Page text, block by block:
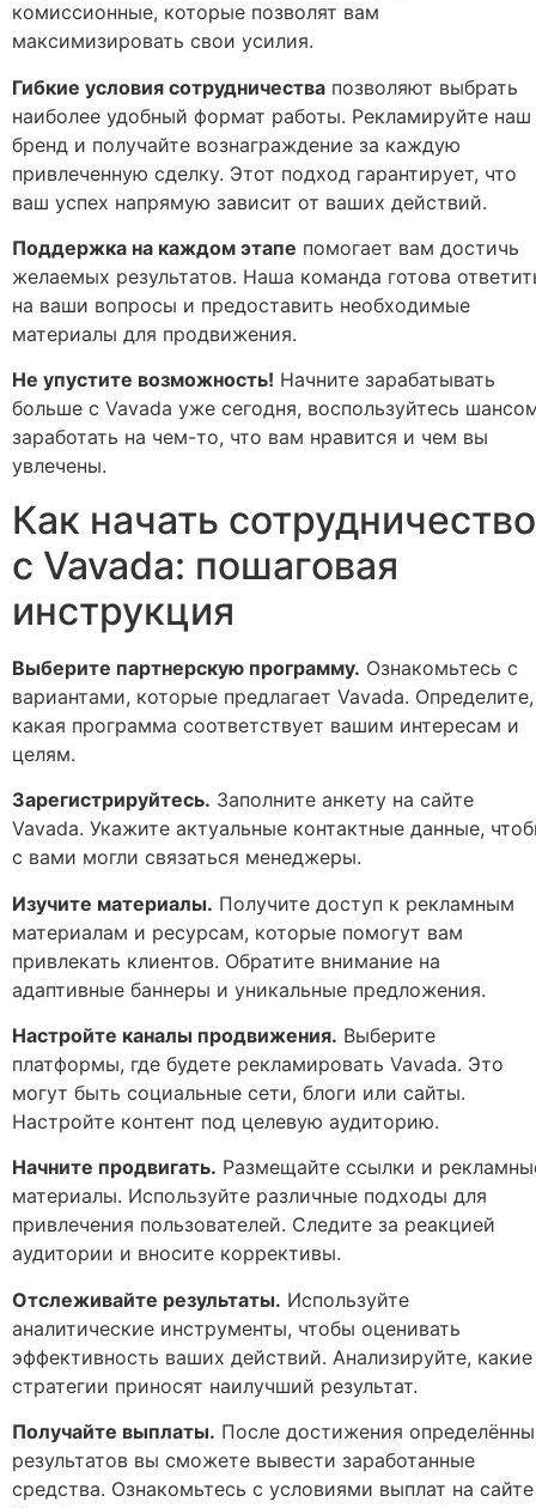
комиссионные, которые позволят вам
максимизировать свои усилия.
Гибкие условия сотрудничества позволяют выбрать
наиболее удобный формат работы. Рекламируйте наш
бренд и получайте вознаграждение за каждую
привлеченную сделку. Этот подход гарантирует, что
ваш успех напрямую зависит от ваших действий.
Поддержка на каждом этапе помогает вам достичь
желаемых результатов. Наша команда готова
на ваши вопросы и предоставить необходимые
материалы для продвижения.
Не упустите возможность! Начните зарабатывать
больше с Vavada уже сегодня, воспользуйтесь
заработать на чем-то, что вам нравится и чем вы
увлечены.
Как начать сотрудничество
с Vavada: пошаговая
инструкция
Выберите партнерскую программу. Ознакомьтесь с
вариантами, которые предлагает Vavada. Определите,
какая программа соответствует вашим интересам и
целям.
Зарегистрируйтесь. Заполните анкету на сайте
Vavada. Укажите актуальные контактные данные,
с вами могли связаться менеджеры.
Изучите материалы. Получите доступ к рекламным
материалам и ресурсам, которые помогут вам
привлекать клиентов. Обратите внимание на
адаптивные баннеры и уникальные предложения.
Настройте каналы продвижения. Выберите
платформы, где будете рекламировать Vavada. Это
могут быть социальные сети, блоги или сайты.
Настройте контент под целевую аудиторию.
Начните продвигать. Размещайте ссылки и
материалы. Используйте различные подходы для
привлечения пользователей. Следите за реакцией
аудитории и вносите коррективы.
Отслеживайте результаты. Используйте
аналитические инструменты, чтобы оценивать
эффективность ваших действий. Анализируйте, какие
стратегии приносят наилучший результат.
Получайте выплаты. После достижения
результатов вы сможете вывести заработанные
средства. Ознакомьтесь с условиями выплат на сайте